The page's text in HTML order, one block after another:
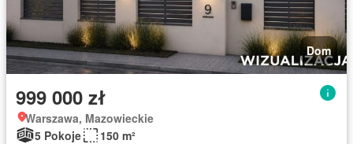
Dom
999 000 zł
Warszawa, Mazowieckie
5 Pokoje
150 m²